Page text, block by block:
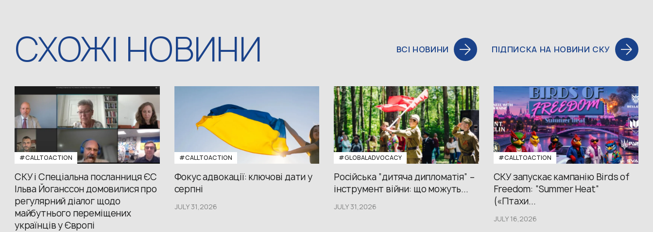
СХОЖІ НОВИНИ ВСІ НОВИНИ ПІДПИСКА НА НОВИНИ СКУ
#CALLTOACTION
СКУ і Спеціальна посланниця ЄС
Ільва Йоганссон домовилися про
регулярний діалог щодо
майбутнього переміщених
українців у Європі
#CALLTOACTION
Фокус адвокації: ключові дати у
серпні
JULY 31,2026
#GLOBALADVOCACY
Російська “дитяча дипломатія” –
інструмент війни: що можуть...
JULY 31,2026
#CALLTOACTION
СКУ запускає кампанію Birds of
Freedom: “Summer Heat”
(«Птахи...
JULY 16,2026